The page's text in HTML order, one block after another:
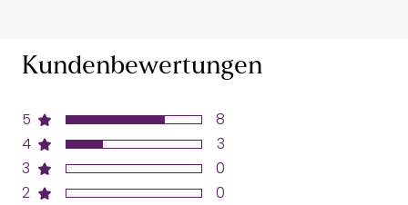
Kundenbewertungen
5
4
3
2
8
3
0
0